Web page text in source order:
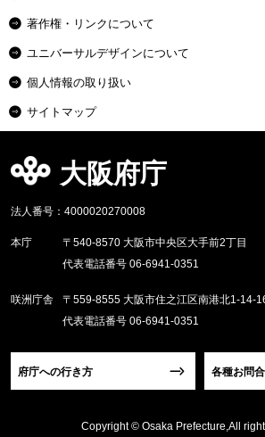
著作権・リンクについて
ユニバーサルデザインについて
個人情報の取り扱い
サイトマップ
大阪府庁
法人番号：4000020270008
本庁
〒540-8570 大阪市中央区大手前2丁目
代表電話番号 06-6941-0351
咲洲庁舎
〒559-8555 大阪市住之江区南港北1-14-
代表電話番号 06-6941-0351
府庁への行き方 各種お問
Copyright © Osaka Prefecture,All